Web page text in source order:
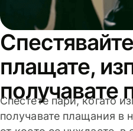
плащате,
получавате
Спестете пари, когато
получавате плащания в